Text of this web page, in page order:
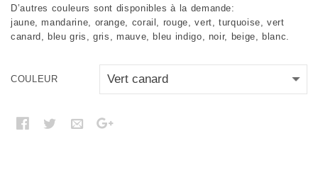
D’autres couleurs sont disponibles à la demande:
jaune, mandarine, orange, corail, rouge, vert, turquoise, vert
canard, bleu gris, gris, mauve, bleu indigo, noir, beige, blanc.
COULEUR